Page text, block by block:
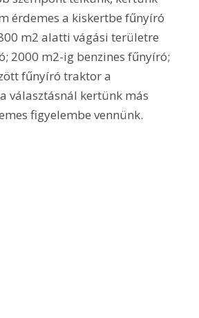
érdemes a kiskertbe fűnyíró
m2 alatti vágási területre
2000 m2-ig benzines fűnyíró;
fűnyíró traktor a
választásnál kertünk más
figyelembe vennünk.